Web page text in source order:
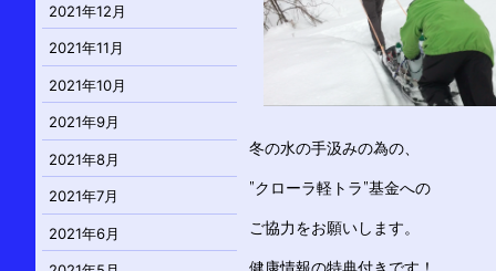
冬の水の手汲みの為の、
”クローラ軽トラ”基金への
ご協力をお願いします。
2021年12月
2021年11月
2021年10月
2021年9月
2021年8月
2021年7月
2021年6月